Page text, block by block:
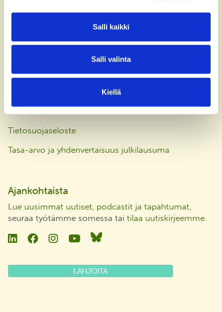
Salli kaikki
Salli valinta
Kiellä
donations@bsag.fi
FI-02150 Espoo
Tietosuojaseloste
Tasa-arvo ja yhdenvertaisuus julkilausuma
Ajankohtaista
Lue uusimmat uutiset, podcastit ja tapahtumat
seuraa työtämme somessa tai tilaa uutiskirjeemme
LinkedinFacebookInstagramYouTubeBluesky
LAHJOITA